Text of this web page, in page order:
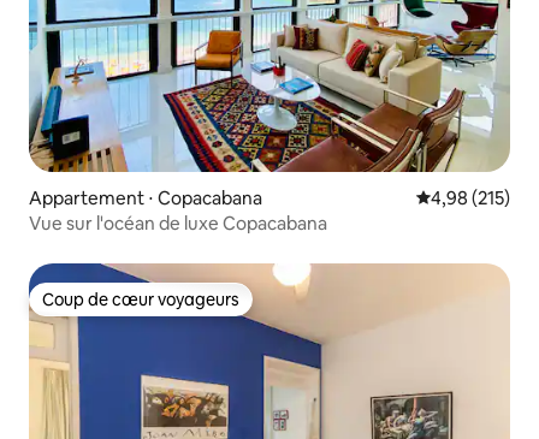
Appartement ⋅ Copacabana Évaluation
4,98 (215)
Vue sur l'océan de luxe Copacabana
Coup de cœur voyageurs
Coup de cœur voyageurs